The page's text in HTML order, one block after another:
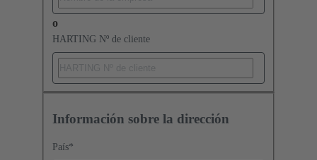
o
HARTING Nº de cliente
Información sobre la dirección
País*